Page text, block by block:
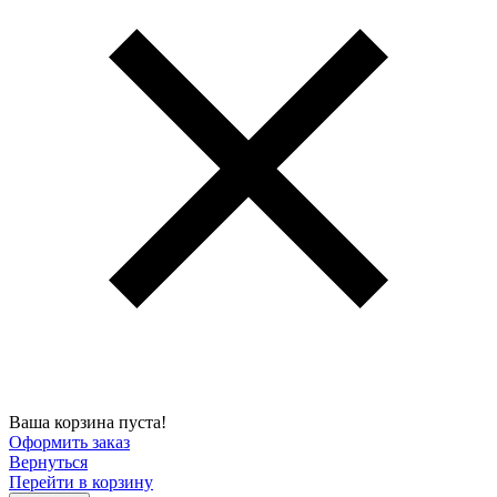
Ваша корзина пуста!
Оформить заказ
Вернуться
Перейти в корзину